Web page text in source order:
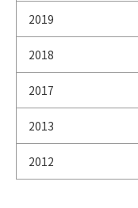
2019
2018
2017
2013
2012